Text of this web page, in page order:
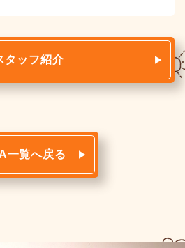
タッフ紹介
一覧へ戻る